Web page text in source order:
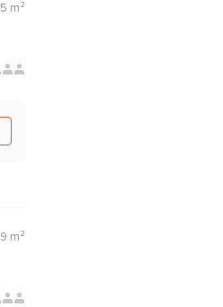
m²
m²